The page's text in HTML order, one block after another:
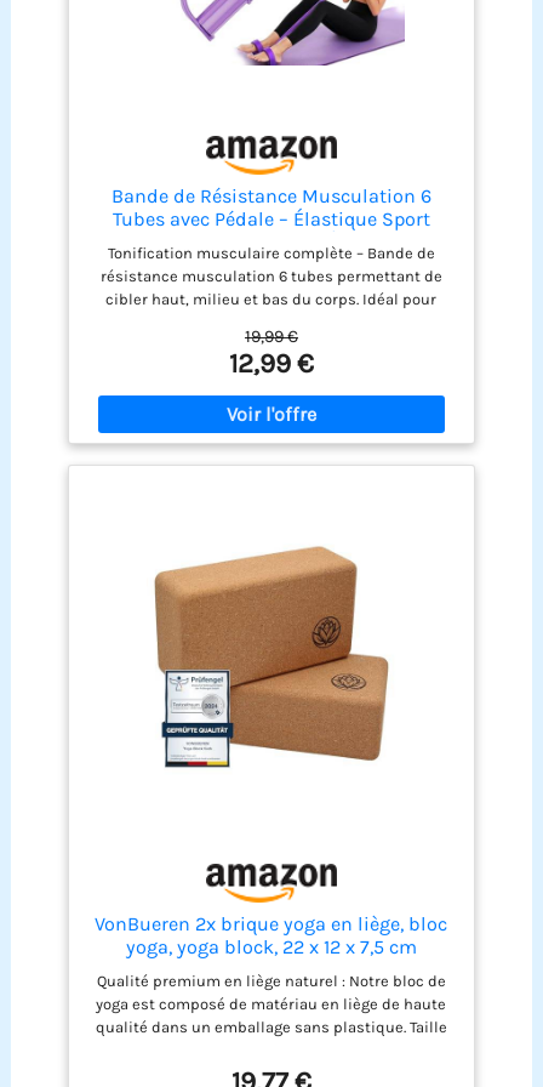
avant ou après avoir passé la commande,
n'hésitez pas à nous le faire savoir.
Bande de Résistance Musculation 6
Tubes avec Pédale – Élastique Sport
Maison Fitness, Extenseur Élastique avec
Poignées Antidérapantes pour
Abdominaux et Entraînement Complet
(Violet, 6 Tubes)
Tonification musculaire complète – Bande de
résistance musculation 6 tubes permettant de
cibler haut, milieu et bas du corps. Idéal pour
maison. Équipement compact pour sport maison
– Conçu pour remplacer les machines
encombrantes, ce resistance band avec pédale et
poignées texturées s’utilise partout sans besoin
d’espace dédié. Confort et sécurité – Mousse
antidérapante intégrée aux poignées et pédales,
pratique – Élastique musculation facile à ranger
dans un sac de sport ou une valise, parfait pour
l’entraînement en voyage, à domicile ou en salle.
Matériau résistant et durable – Fabriqué en latex
haute élasticité, ce extenseur élastique sport
conserve sa tension même après des
entraînements prolongés.
19,99 €
12,99 €
VonBueren 2x brique yoga en liège, bloc
yoga, yoga block, 22 x 12 x 7,5 cm
Qualité premium en liège naturel : Notre bloc de
yoga est composé de matériau en liège de haute
qualité dans un emballage sans plastique. Taille
de 22 x 12 x 7,5 cm et des bords arrondis, les blocs